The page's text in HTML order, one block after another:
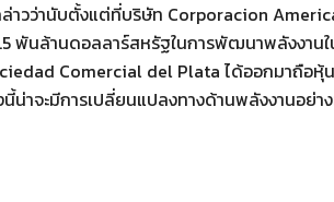
ล่าวว่านับตั้งแต่ที่บริษัท Corporacion
พันล้านดอลลาร์สหรัฐในการพัฒนาพลังงาน
Comercial del Plata ได้ออกมาถือหุ้
น่าจะมีการเปลี่ยนแปลงทางด้านพลังงานอย่า